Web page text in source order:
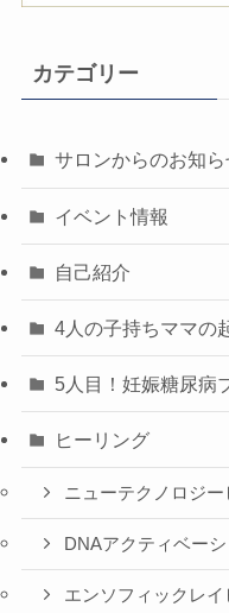
カテゴリー
サロンからのお知
イベント情報
自己紹介
4人の子持ちママの
5人目！妊娠糖尿病
ヒーリング
ニューテクノロジ
DNAアクティベー
エンソフィックレ